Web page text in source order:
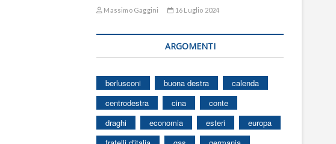
Massimo Gaggini 16 Luglio 2024
ARGOMENTI
berlusconi buona destra
calenda
centrodestra
cina
conte
draghi
economia esteri
europa